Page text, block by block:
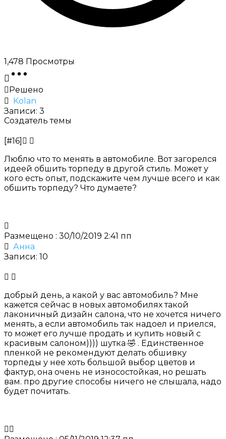
1,478 Просмотры
Решено
Kolan
Записи: 3
Создатель темы
[#16]
Люблю что то менять в автомобиле. Вот загорелся
идеей обшить торпеду в другой стиль. Может у
кого есть опыт, подскажите чем лучше всего и как
обшить торпеду? Что думаете?
Размещено : 30/10/2019 2:41 пп
Анна
Записи: 10
добрый день, а какой у вас автомобиль? Мне
кажется сейчас в новых автомобилях такой
лаконичный дизайн салона, что не хочется ничего
менять, а если автомобиль так надоел и приелся,
то может его лучше продать и купить новый с
красивым салоном)))) шутка 🤣 . Единственное
пленкой не рекомендуют делать обшивку
торпеды у нее хоть большой выбор цветов и
фактур, она очень не износостойкая, но решать
вам. про другие способы ничего не слышала, надо
будет почитать.